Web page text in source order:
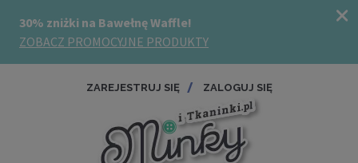
ZAREJESTRUJ SIĘ ZALOGUJ SIĘ